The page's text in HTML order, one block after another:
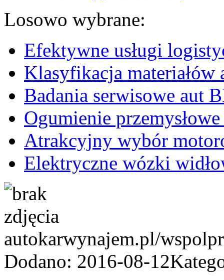
Losowo wybrane:
Efektywne usługi
Klasyfikacja
Badania serwisowe aut
Ogumienie
Atrakcyjny wybór
Elektryczne wózki
autokarwynajem.pl/
Dodano: 2016-08-12